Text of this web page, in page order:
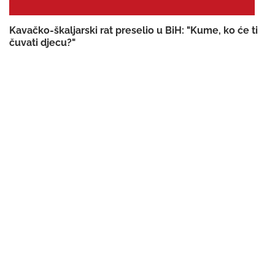
Kavačko-škaljarski rat preselio u BiH: "Kume, ko će ti
čuvati djecu?"